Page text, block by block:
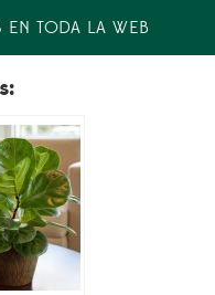
EN TODA LA WEB